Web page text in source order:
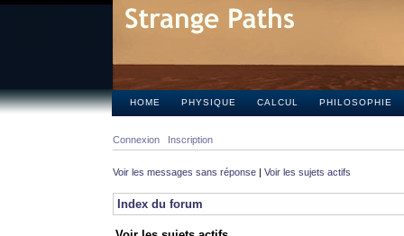
HOME PHYSIQUE CALCUL PHILOSOPHIE
Connexion Inscription
Voir les messages sans réponse | Voir les sujets actifs
Index du forum